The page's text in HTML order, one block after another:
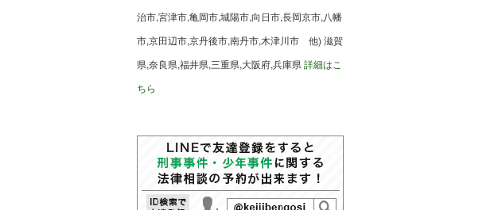
治市,宮津市,亀岡市,城陽市,向日市,長岡京市,八幡
市,京田辺市,京丹後市,南丹市,木津川市 他) 滋賀
県,奈良県,福井県,三重県,大阪府,兵庫県 詳細はこ
ちら